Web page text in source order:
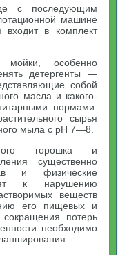
с последующим
машине
в комплект
мойки, особенно
детергенты —
собой
масла и какого-
нормами.
сырья
мыла с pH 7—8.
горошка и
существенно
и физические
к нарушению
веществ
его пищевых и
потерь
необходимо